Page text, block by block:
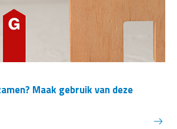
Maak gebruik van deze